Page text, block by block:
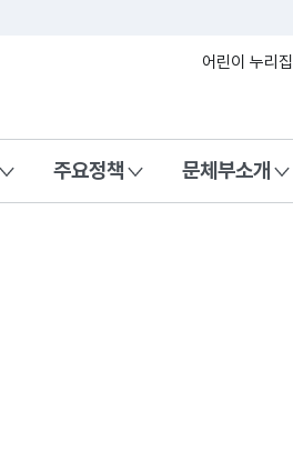
어린이 누리집
국
주요정책 문체부소개